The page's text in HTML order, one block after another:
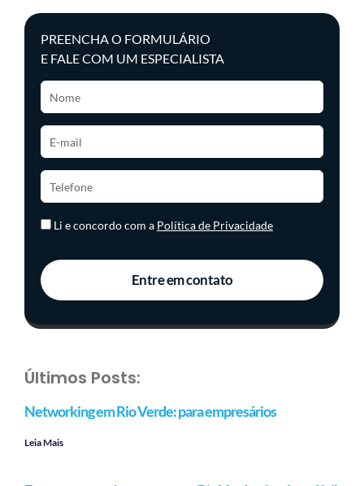
PREENCHA O FORMULÁRIO
E FALE COM UM ESPECIALISTA
Li e concordo com a Política de Privacidade
Entre em contato
Últimos Posts:
Networking em Rio Verde: para empresários
Leia Mais